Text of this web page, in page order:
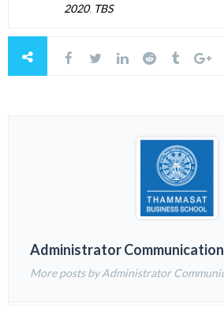
2020, TBS
Administrator
More posts by Administrator